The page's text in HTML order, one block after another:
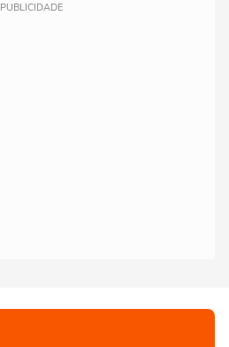
PUBLICIDADE